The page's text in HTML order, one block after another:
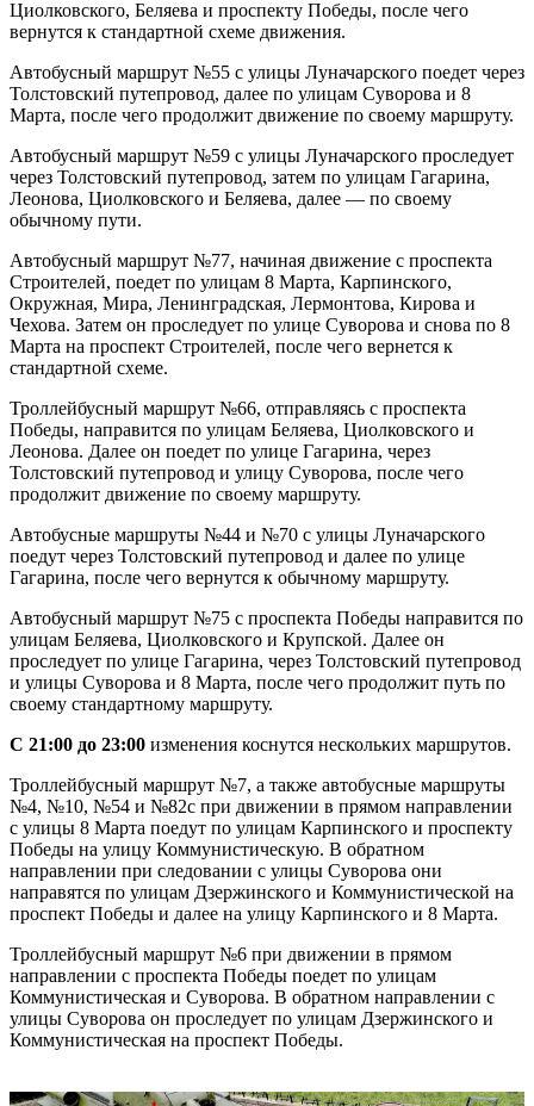
Циолковского, Беляева и проспекту Победы, после чего
вернутся к стандартной схеме движения.
Автобусный маршрут №55 с улицы Луначарского поедет через
Толстовский путепровод, далее по улицам Суворова и 8
Марта, после чего продолжит движение по своему маршруту.
Автобусный маршрут №59 с улицы Луначарского проследует
через Толстовский путепровод, затем по улицам Гагарина,
Леонова, Циолковского и Беляева, далее — по своему
обычному пути.
Автобусный маршрут №77, начиная движение с проспекта
Строителей, поедет по улицам 8 Марта, Карпинского,
Окружная, Мира, Ленинградская, Лермонтова, Кирова и
Чехова. Затем он проследует по улице Суворова и снова по 8
Марта на проспект Строителей, после чего вернется к
стандартной схеме.
Троллейбусный маршрут №66, отправляясь с проспекта
Победы, направится по улицам Беляева, Циолковского и
Леонова. Далее он поедет по улице Гагарина, через
Толстовский путепровод и улицу Суворова, после чего
продолжит движение по своему маршруту.
Автобусные маршруты №44 и №70 с улицы Луначарского
поедут через Толстовский путепровод и далее по улице
Гагарина, после чего вернутся к обычному маршруту.
Автобусный маршрут №75 с проспекта Победы направится по
улицам Беляева, Циолковского и Крупской. Далее он
проследует по улице Гагарина, через Толстовский путепровод
и улицы Суворова и 8 Марта, после чего продолжит путь по
своему стандартному маршруту.
С 21:00 до 23:00 изменения коснутся нескольких маршрутов.
Троллейбусный маршрут №7, а также автобусные маршруты
№4, №10, №54 и №82с при движении в прямом направлении
с улицы 8 Марта поедут по улицам Карпинского и проспекту
Победы на улицу Коммунистическую. В обратном
направлении при следовании с улицы Суворова они
направятся по улицам Дзержинского и Коммунистической на
проспект Победы и далее на улицу Карпинского и 8 Марта.
Троллейбусный маршрут №6 при движении в прямом
направлении с проспекта Победы поедет по улицам
Коммунистическая и Суворова. В обратном направлении с
улицы Суворова он проследует по улицам Дзержинского и
Коммунистическая на проспект Победы.